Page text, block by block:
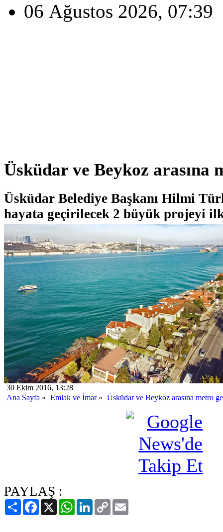
06 Ağustos 2026, 07:39
Üsküdar ve Beykoz arasına
Üsküdar Belediye Başkanı Hilmi
hayata geçirilecek 2 büyük projeyi ilk
30 Ekim 2016, 13:28
Ana Sayfa » Emlak ve İmar» Üsküdar ve Beykoz arasına metro
PAYLAŞ :
PaylaşFacebook
X WhatsAppLinkedIn
Copy
Link